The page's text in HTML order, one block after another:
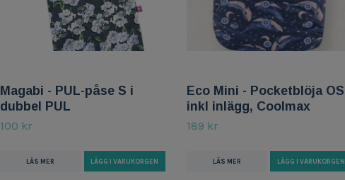
Magabi - PUL-påse S i
dubbel PUL
100 kr
LÄS MER LÄGG I VARUKORGEN
Eco Mini - Pocketblöja OS
inkl inlägg, Coolmax
189 kr
LÄS MER LÄGG I VARUKORGEN